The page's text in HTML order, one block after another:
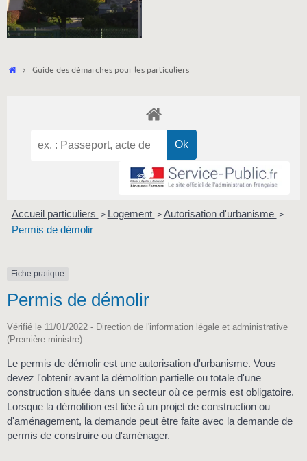
Accueil
Guide des démarches pour les particuliers
Accueil particuliers > Logement > Autorisation d'urbanisme >
Permis de démolir
Fiche pratique
Permis de démolir
Vérifié le 11/01/2022 - Direction de l'information légale et administrative
(Première ministre)
Le permis de démolir est une autorisation d'urbanisme. Vous
devez l'obtenir avant la démolition partielle ou totale d'une
construction située dans un secteur où ce permis est obligatoire.
Lorsque la démolition est liée à un projet de construction ou
d'aménagement, la demande peut être faite avec la demande de
permis de construire ou d'aménager.